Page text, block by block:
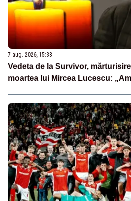
7 aug. 2026, 15:38
Vedeta de la Survivor,
moartea lui Mircea Lucescu: